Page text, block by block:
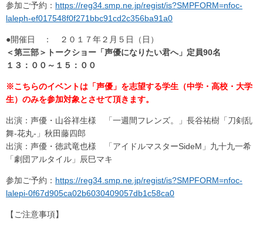
参加ご予約： https://reg34.smp.ne.jp/regist/is?SMPFORM=nfoc-
laleph-ef017548f0f271bbc91cd2c356ba91a0
●開催日 ： ２０１７年２月５日（日）
＜第三部＞トークショー「声優になりたい君へ」定員90名
１３：００～１５：００
※こちらのイベントは「声優」を志望する学生（中学・高校・大学
生）のみを参加対象とさせて頂きます。
出演：声優・山谷祥生様 「一週間フレンズ。」長谷祐樹「刀剣乱
舞-花丸-」秋田藤四郎
出演：声優・徳武竜也様 「アイドルマスターSideM」九十九一希
「劇団アルタイル」辰巳マキ
参加ご予約： https://reg34.smp.ne.jp/regist/is?SMPFORM=nfoc-
lalepi-0f67d905ca02b6030409057db1c58ca0
【ご注意事項】